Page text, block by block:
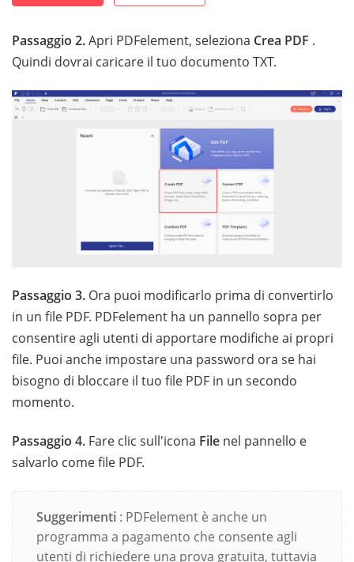
Passaggio 2.Apri PDFelement, seleziona Crea PDF .
Quindi dovrai caricare il tuo documento TXT.
Passaggio 3. Ora puoi modificarlo prima di convertirlo
in un file PDF. PDFelement ha un pannello sopra per
consentire agli utenti di apportare modifiche ai propri
file. Puoi anche impostare una password ora se hai
bisogno di bloccare il tuo file PDF in un secondo
momento.
Passaggio 4. Fare clic sull'icona File nel pannello e
salvarlo come file PDF.
Suggerimenti : PDFelement è anche un
programma a pagamento che consente agli
utenti di richiedere una prova gratuita, tuttavia